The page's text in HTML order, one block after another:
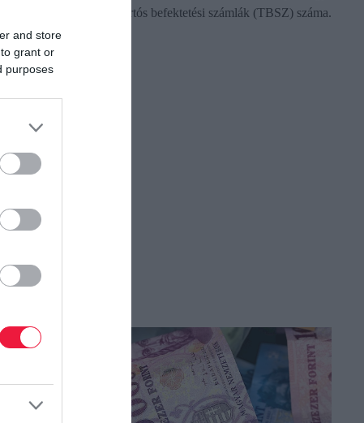
and store
grant or
purposes
szolgáltatóknál vezetett tartós befektetési számlák (TBSZ) száma.
is éri meg?